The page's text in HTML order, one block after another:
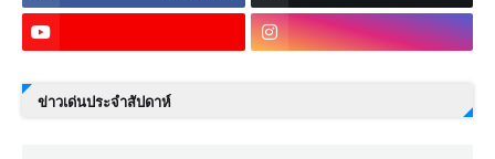
ข่าวเด่นประจำสัปดาห์